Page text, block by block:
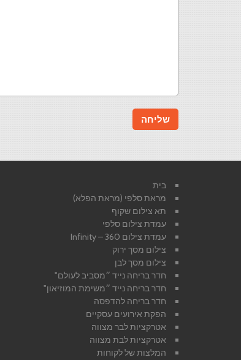
בית
מראת סלפי (מראת הפלא)
תא צילום שקוף
עמדת צילום סלפי
עמדת צילום 360 – Infinity
צילום מסך ירוק
צילום מסך לבן
חדר בריחה נייד ״מסביב לעולם"
חדר בריחה נייד ״משימת המוזיאון"
חדר בריחה להדפסה
הפקת אירועים עסקיים
אטרקציות לבר מצווה
אטרקציות לבת מצווה
המלצות של לקוחות